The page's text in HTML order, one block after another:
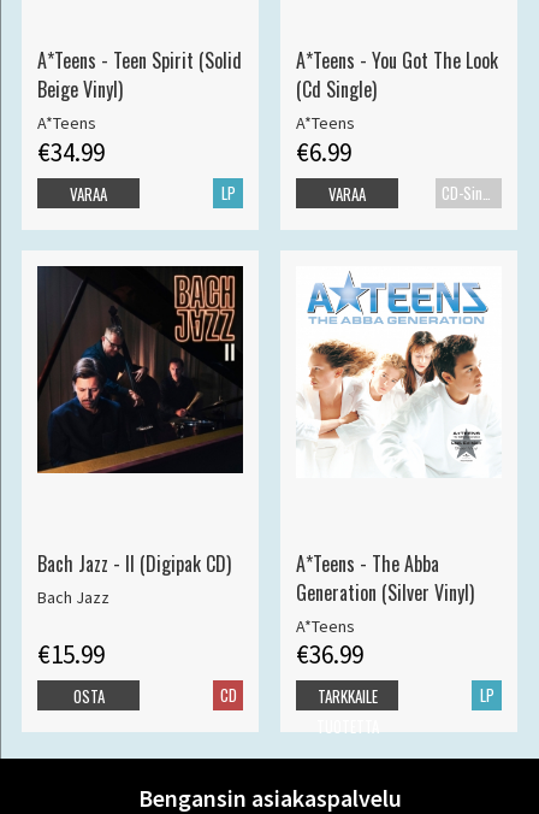
A*Teens - Teen Spirit (Solid
Beige Vinyl)
A*Teens
€34.99
LP
VARAA
A*Teens - You Got The Look
(Cd Single)
A*Teens
€6.99
VARAA
Bach Jazz - II (Digipak CD)
Bach Jazz
€15.99
CD
OSTA
A*Teens - The Abba
Generation (Silver Vinyl)
A*Teens
€36.99
LP
TARKKAILE
TUOTETTA
Bengansin asiakaspalvelu